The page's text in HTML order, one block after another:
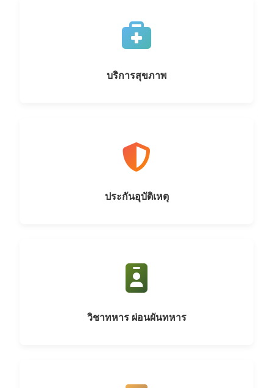
บริการสุขภาพ
ประกันอุบัติเหตุ
วิชาทหาร ผ่อนผันทหาร